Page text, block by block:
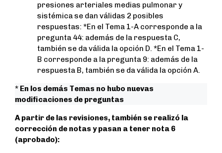
presiones arteriales medias pulmonar y
sistémica se dan válidas 2 posibles
respuestas: *En el Tema 1-A corresponde a la
pregunta 44: además de la respuesta C,
también se da válida la opción D. *En el Tema 1-
B corresponde a la pregunta 9: además de la
respuesta B, también se da válida la opción A.
* En los demás Temas no hubo nuevas
modificaciones de preguntas
A partir de las revisiones, también se realizó la
corrección de notas y pasan a tener nota 6
(aprobado):